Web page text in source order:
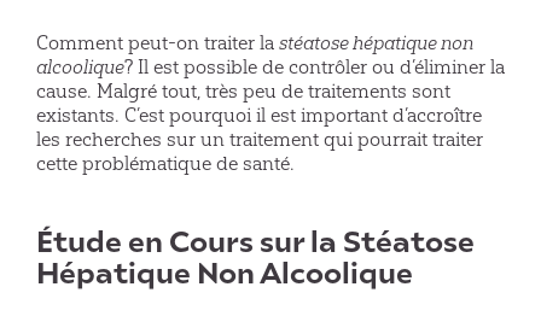
Comment peut-on traiter la stéatose hépatique non
alcoolique? Il est possible de contrôler ou d’éliminer la
cause. Malgré tout, très peu de traitements sont
existants. C’est pourquoi il est important d’accroître
les recherches sur un traitement qui pourrait traiter
cette problématique de santé.
Étude en Cours sur la Stéatose
Hépatique Non Alcoolique